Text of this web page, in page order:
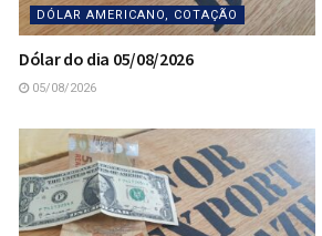
DÓLAR AMERICANO, COTAÇÃO
Dólar do dia 05/08/2026
05/08/2026